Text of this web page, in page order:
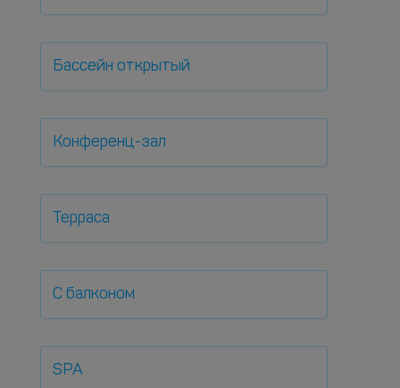
Бассейн открытый
Конференц-зал
Терраса
С балконом
SPA